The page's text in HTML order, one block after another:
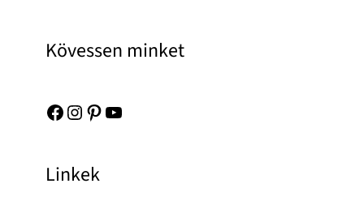
Kövessen minket
Facebook Instagram Pinterest YouTube
Linkek